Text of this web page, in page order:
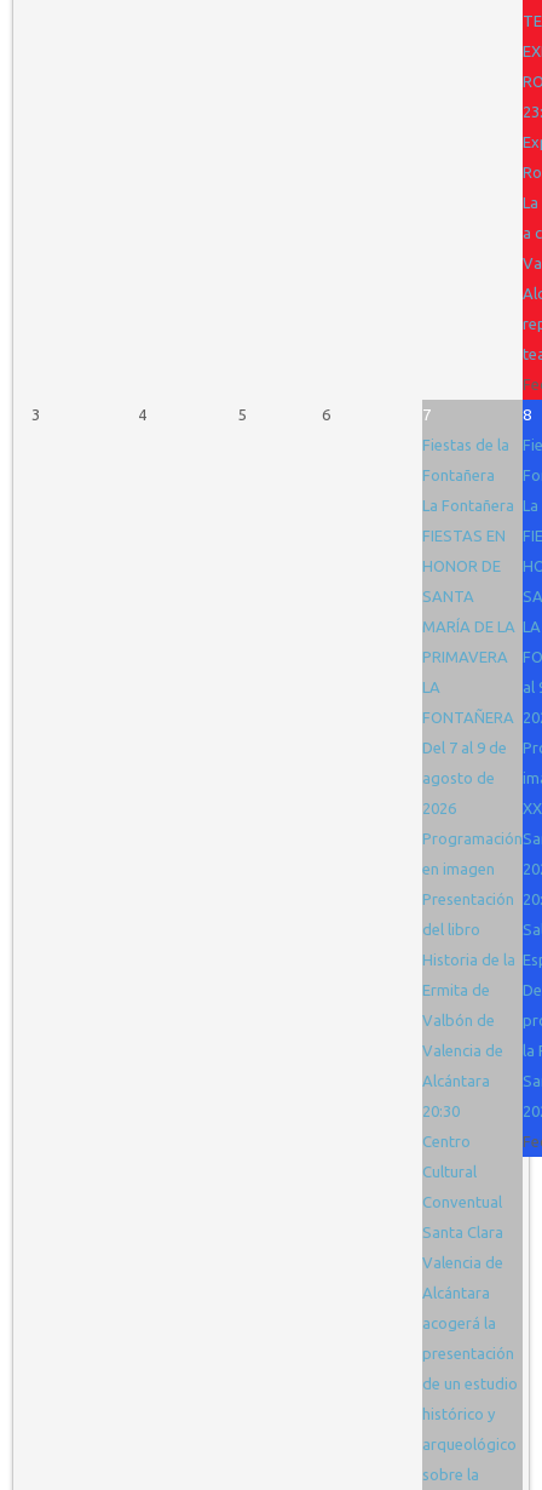
a
3
4 5 6
7
Fiestas de la
Fontañera
La Fontañera
FIESTAS EN
HONOR DE
SANTA
MARÍA DE LA
PRIMAVERA
LA
FONTAÑERA
Del 7 al 9 de
agosto de
2026
Programación
en imagen
Presentación
del libro
Historia de la
Ermita de
Valbón de
Valencia de
Alcántara
20:30
Centro
Cultural
Conventual
Santa Clara
Valencia de
Alcántara
acogerá la
presentación
de un estudio
histórico y
arqueológico
sobre la
8
al
la